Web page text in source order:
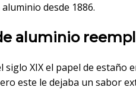
desde 1886.
aluminio
siglo XIX el papel de estaño
este le dejaba un sabor